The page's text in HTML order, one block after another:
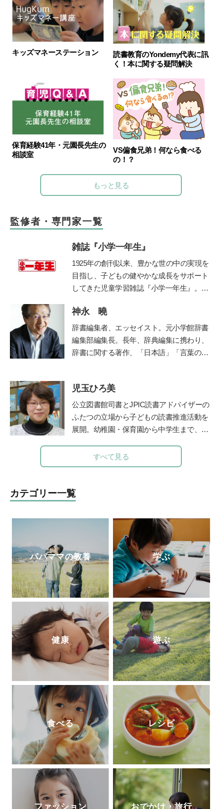
キッズマネーステーション
読書教育のYondemy代表に訊
く！本に関する疑問解決
保育経験41年・元園長先生の
相談室
VS偏食兄弟！何なら食べる
の！？
もっと見る
監修者・専門家一覧
雑誌『小学一年生』
1925年の創刊以来、豊かな世の中の実現を
目指し、子どもの健やかな成長をサポート
してきた児童学習雑誌『小学一年生』。コ
む」。毎号、各界の第一線で活躍する有識
者・クリエイターに関わっていただき、子
ども達各々が自身の無限の可能性に気づ
き、各々の才能を伸ばすきっかけとなる誌
す。
神永 曉
辞書編集者、エッセイスト。元小学館辞書
編集部編集長。長年、辞典編集に携わり、
辞書に関する著作、「日本語」「言葉の使
（時事通信社/角川ソフィア文庫）『さら
に悩ましい国語辞典』（時事通信社）、
『微妙におかしな日本語』『辞書編集、三
十七年』（いずれも草思社）、『一生もの
選ぶ 美しい日本語101』（時事通信
社）。監修に『こどもたちと楽しむ 知れ
ル・マガジン社）。NHKの人気番組『チコ
ちゃんに叱られる』にも、日本語のエキス
しい国語辞典』（時事通信社）が好評発売
児玉ひろ美
公立図書館司書とJPIC読書アドバイザーの
ふたつの立場から子どもの読書推進活動を
展開。幼稚園・保育園から中学生まで、お
人への講座や講演を行う。近年は大学にて
児童文化財としての絵本の魅力を学生に伝
講師など、幅広く活躍。著書に『0～5歳
子どもを育てる「読み聞かせ」実践ガイ
ド』『子どもを育てる0歳・1歳・2歳児に
ぴったりの絵本』（共に小学館）がある。
すべて見る
カテゴリー一覧
パパママの教養 学ぶ
健康 遊ぶ
食べる レシピ
ファッション おでかけ・旅行